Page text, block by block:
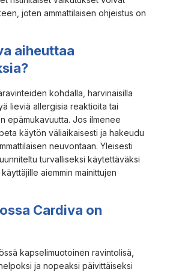
joten ammattilaisen ohjeistus on
aiheuttaa
kohdalla, harvinaisilla
lieviä allergisia reaktioita tai
epämukavuutta. Jos ilmenee
käytön väliaikaisesti ja hakeudu
neuvontaan. Yleisesti
turvalliseksi käytettäväksi
aiemmin mainittujen
Cardiva on
kapselimuotoinen ravintolisä,
ja nopeaksi päivittäiseksi